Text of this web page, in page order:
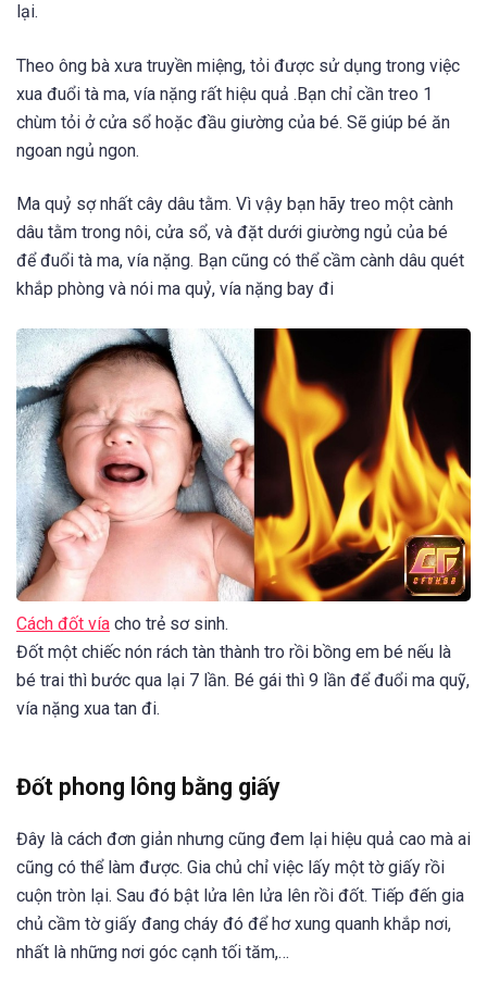
lại.
Theo ông bà xưa truyền miệng, tỏi được sử dụng trong việc
xua đuổi tà ma, vía nặng rất hiệu quả .Bạn chỉ cần treo 1
chùm tỏi ở cửa sổ hoặc đầu giường của bé. Sẽ giúp bé ăn
ngoan ngủ ngon.
Ma quỷ sợ nhất cây dâu tằm. Vì vậy bạn hãy treo một cành
dâu tằm trong nôi, cửa sổ, và đặt dưới giường ngủ của bé
để đuổi tà ma, vía nặng. Bạn cũng có thể cầm cành dâu quét
khắp phòng và nói ma quỷ, vía nặng bay đi
Cách đốt vía cho trẻ sơ sinh.
Đốt một chiếc nón rách tàn thành tro rồi bồng em bé nếu là
bé trai thì bước qua lại 7 lần. Bé gái thì 9 lần để đuổi ma quỹ,
vía nặng xua tan đi.
Đốt phong lông bằng giấy
Đây là cách đơn giản nhưng cũng đem lại hiệu quả cao mà ai
cũng có thể làm được. Gia chủ chỉ việc lấy một tờ giấy rồi
cuộn tròn lại. Sau đó bật lửa lên lửa lên rồi đốt. Tiếp đến gia
chủ cầm tờ giấy đang cháy đó để hơ xung quanh khắp nơi,
nhất là những nơi góc cạnh tối tăm,…